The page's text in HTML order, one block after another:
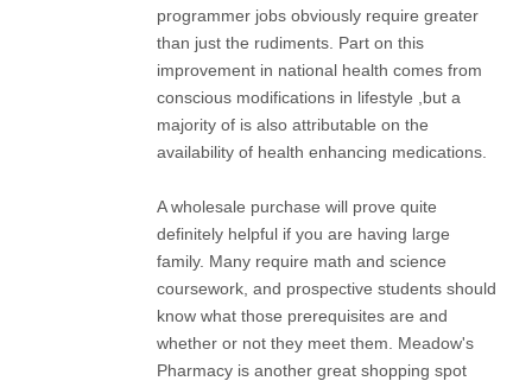
programmer jobs obviously require greater
than just the rudiments. Part on this
improvement in national health comes from
conscious modifications in lifestyle ,but a
majority of is also attributable on the
availability of health enhancing medications.
A wholesale purchase will prove quite
definitely helpful if you are having large
family. Many require math and science
coursework, and prospective students should
know what those prerequisites are and
whether or not they meet them. Meadow's
Pharmacy is another great shopping spot